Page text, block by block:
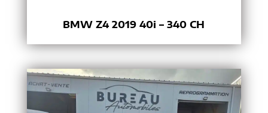
BMW Z4 2019 40i – 340 CH